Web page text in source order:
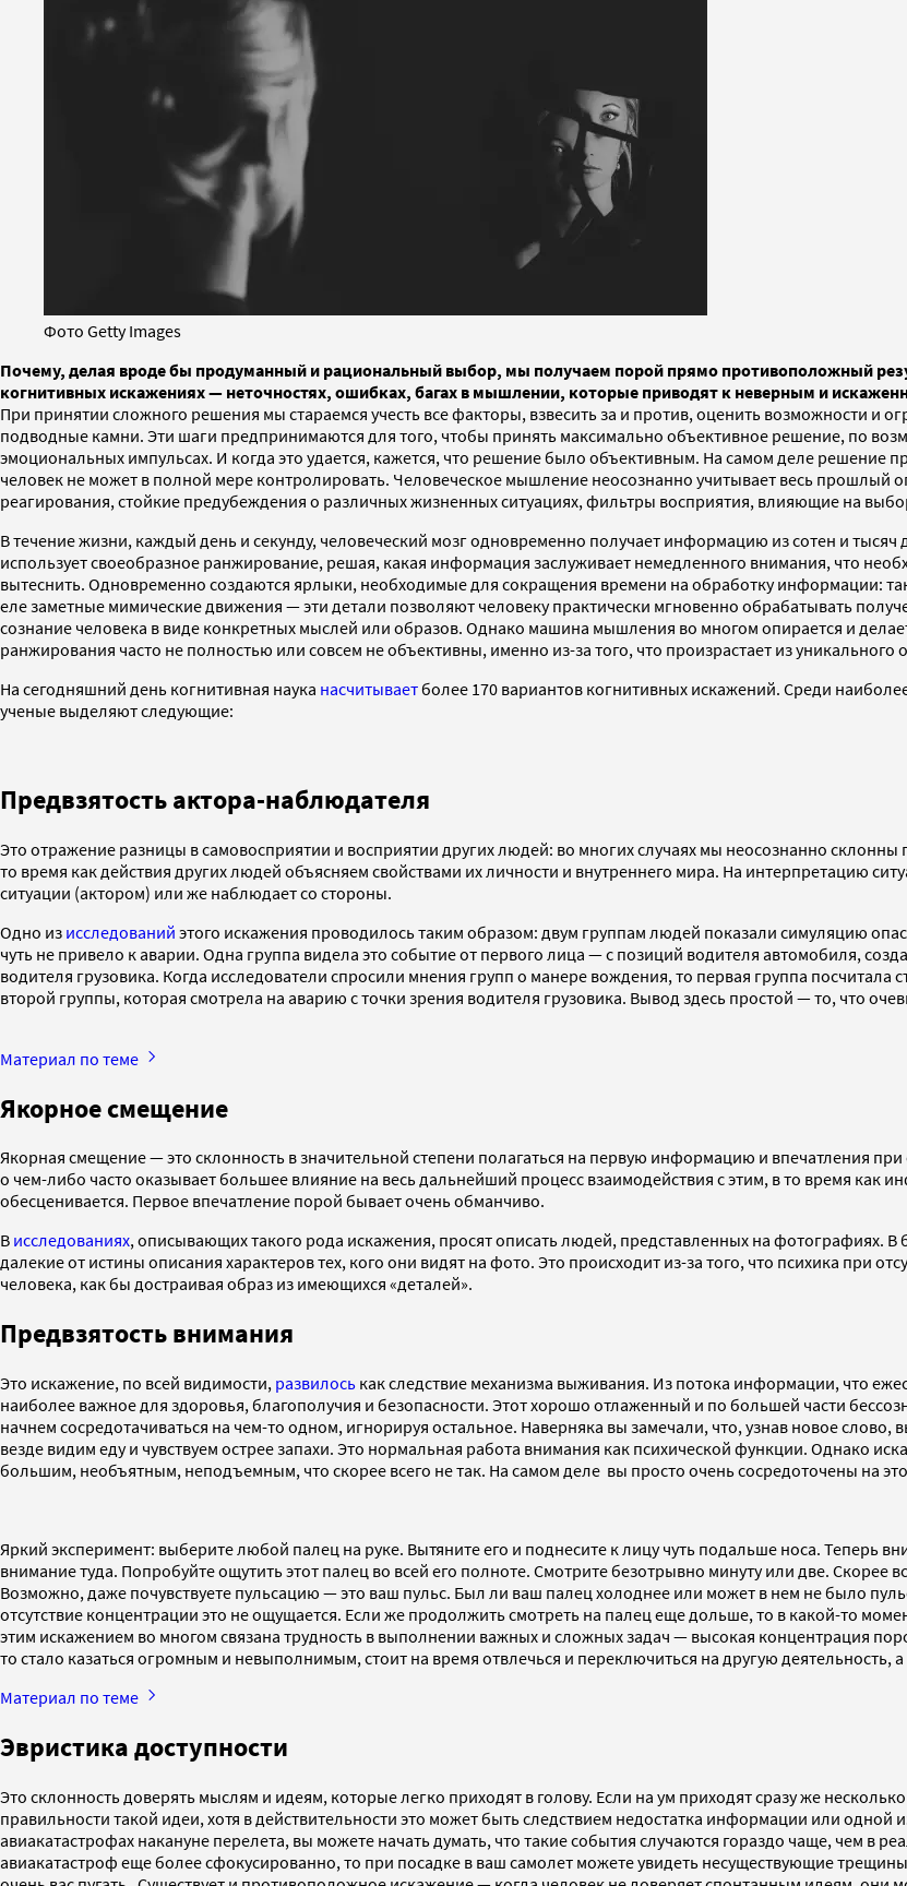
Фото Getty Images
Почему, делая вроде бы продуманный и рациональный выбор, мы получаем порой прямо противоположный
когнитивных искажениях — неточностях, ошибках, багах в мышлении, которые приводят к неверным и
При принятии сложного решения мы стараемся учесть все факторы, взвесить за и против, оценить возможности и
подводные камни. Эти шаги предпринимаются для того, чтобы принять максимально объективное решение, по
эмоциональных импульсах. И когда это удается, кажется, что решение было объективным. На самом деле
человек не может в полной мере контролировать. Человеческое мышление неосознанно учитывает весь прошлый
реагирования, стойкие предубеждения о различных жизненных ситуациях, фильтры восприятия, влияющие на
В течение жизни, каждый день и секунду, человеческий мозг одновременно получает информацию из сотен и
использует своеобразное ранжирование, решая, какая информация заслуживает немедленного внимания, что
вытеснить. Одновременно создаются ярлыки, необходимые для сокращения времени на обработку информации:
еле заметные мимические движения — эти детали позволяют человеку практически мгновенно обрабатывать
сознание человека в виде конкретных мыслей или образов. Однако машина мышления во многом опирается и
ранжирования часто не полностью или совсем не объективны, именно из-за того, что произрастает из уникального
На сегодняшний день когнитивная наука насчитываетболее 170 вариантов когнитивных искажений. Среди
ученые выделяют следующие:
Предвзятость актора-наблюдателя
Это отражение разницы в самовосприятии и восприятии других людей: во многих случаях мы неосознанно
то время как действия других людей объясняем свойствами их личности и внутреннего мира. На интерпретацию
ситуации (актором) или же наблюдает со стороны.
Одно из исследований этого искажения проводилось таким образом: двум группам людей показали симуляцию
чуть не привело к аварии. Одна группа видела это событие от первого лица — с позиций водителя автомобиля,
водителя грузовика. Когда исследователи спросили мнения групп о манере вождения, то первая группа
второй группы, которая смотрела на аварию с точки зрения водителя грузовика. Вывод здесь простой — то, что
Материал по теме
Якорное смещение
Якорная смещение — это склонность в значительной степени полагаться на первую информацию и впечатления
о чем-либо часто оказывает большее влияние на весь дальнейший процесс взаимодействия с этим, в то время как
обесценивается. Первое впечатление порой бывает очень обманчиво.
В исследованиях, описывающих такого рода искажения, просят описать людей, представленных на
далекие от истины описания характеров тех, кого они видят на фото. Это происходит из-за того, что психика при
человека, как бы достраивая образ из имеющихся «деталей».
Предвзятость внимания
Это искажение, по всей видимости, развилось как следствие механизма выживания. Из потока информации, что
наиболее важное для здоровья, благополучия и безопасности. Этот хорошо отлаженный и по большей части
начнем сосредотачиваться на чем-то одном, игнорируя остальное. Наверняка вы замечали, что, узнав новое
везде видим еду и чувствуем острее запахи. Это нормальная работа внимания как психической функции. Однако
большим, необъятным, неподъемным, что скорее всего не так. На самом деле вы просто очень сосредоточены на
Яркий эксперимент: выберите любой палец на руке. Вытяните его и поднесите к лицу чуть подальше носа. Теперь
внимание туда. Попробуйте ощутить этот палец во всей его полноте. Смотрите безотрывно минуту или две. Скорее
Возможно, даже почувствуете пульсацию — это ваш пульс. Был ли ваш палец холоднее или может в нем не было
отсутствие концентрации это не ощущается. Если же продолжить смотреть на палец еще дольше, то в какой-то
этим искажением во многом связана трудность в выполнении важных и сложных задач — высокая концентрация
то стало казаться огромным и невыполнимым, стоит на время отвлечься и переключиться на другую деятельность,
Материал по теме
Эвристика доступности
Это склонность доверять мыслям и идеям, которые легко приходят в голову. Если на ум приходят сразу же
правильности такой идеи, хотя в действительности это может быть следствием недостатка информации или
авиакатастрофах накануне перелета, вы можете начать думать, что такие события случаются гораздо чаще, чем в
авиакатастроф еще более сфокусированно, то при посадке в ваш самолет можете увидеть несуществующие